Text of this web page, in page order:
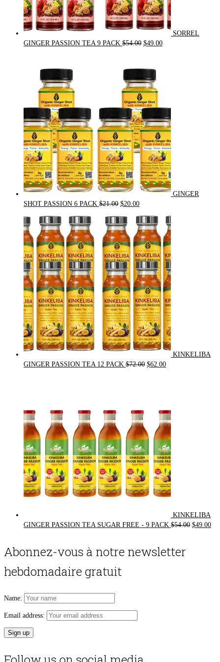
SORREL
GINGER PASSION TEA 9 PACK $54.00 Original
$54.00.
$49.00Current
GINGER
SHOT PASSION 6 PACK $21.00 Original
was:
$21.00.
$20.00Current
is:
$20.00.
KINKELIBA
GINGER PASSION TEA 12 PACK $72.00 Original
$62.00Current
KINKELIBA
GINGER PASSION TEA SUGAR FREE - 9 PACK $54.00 Original
$49.00
Abonnez-vous à notre newsletter
hebdomadaire gratuit
Name:
Email address: